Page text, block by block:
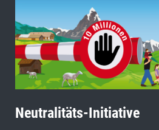
Neutralitäts-Initiative